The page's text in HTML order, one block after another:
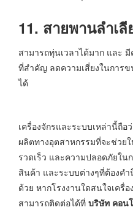
11. สายพานลำเลี
สามารถทุ่นเวลาได้มาก และ
ที่สำคัญ ลดความเสี่ยงในการ
ได้
เครื่องจักรและระบบเหล่านี้ถือ
ผลิตทางอุตสาหกรรมที่จะช่วย
รวดเร็ว และความปลอดภัยใน
สินค้า และระบบต่างๆที่ต้องคำ
ด้วย หากโรงงานใดสนใจเครื่
สามารถติดต่อได้ที่ บริษัท คอน